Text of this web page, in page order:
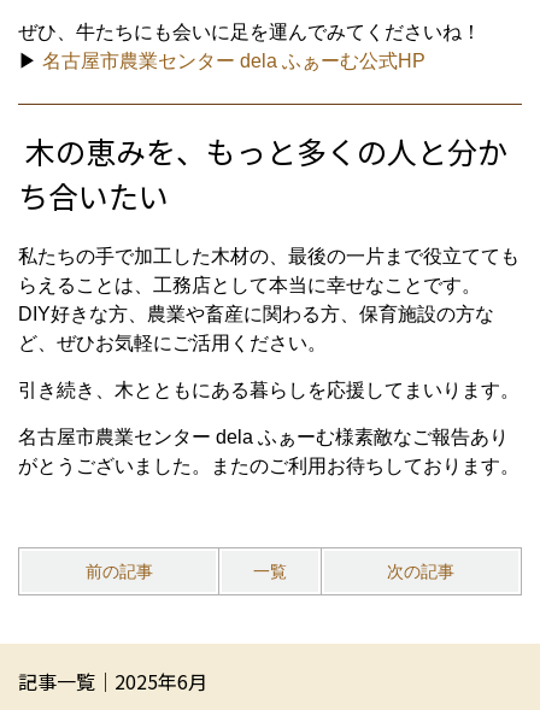
ぜひ、牛たちにも会いに足を運んでみてくださいね！
▶ 名古屋市農業センター dela ふぁーむ公式HP
木の恵みを、もっと多くの人と分か
ち合いたい
私たちの手で加工した木材の、最後の一片まで役立てても
らえることは、工務店として本当に幸せなことです。
DIY好きな方、農業や畜産に関わる方、保育施設の方な
ど、ぜひお気軽にご活用ください。
引き続き、木とともにある暮らしを応援してまいります。
名古屋市農業センター dela ふぁーむ様素敵なご報告あり
がとうございました。またのご利用お待ちしております。
前の記事 一覧 次の記事
記事一覧｜2025年6月